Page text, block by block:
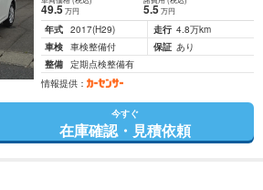
49.5万円 5.5 万円
年式 2017(H29) 走行 4.8万km
車検 車検整備付 保証 あり
整備 定期点検整備有
情報提供：
今すぐ
在庫確認・見積依頼